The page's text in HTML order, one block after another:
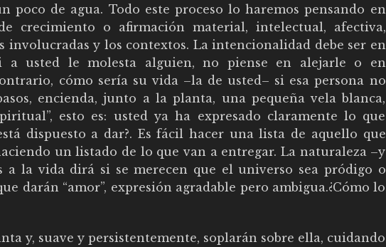
poco de agua. Todo este proceso lo haremos pensando en
crecimiento o afirmación material, intelectual, afectiva,
involucradas y los contextos. La intencionalidad debe ser en
a usted le molesta alguien, no piense en alejarle o en
cómo sería su vida –la de usted– si esa persona no
encienda, junto a la planta, una pequeña vela blanca,
esto es: usted ya ha expresado claramente lo que
dispuesto a dar?. Es fácil hacer una lista de aquello que
un listado de lo que van a entregar. La naturaleza –y
a la vida dirá si se merecen que el universo sea pródigo o
darán “amor”, expresión agradable pero ambigua.¿Cómo lo
y, suave y persistentemente, soplarán sobre ella, cuidando